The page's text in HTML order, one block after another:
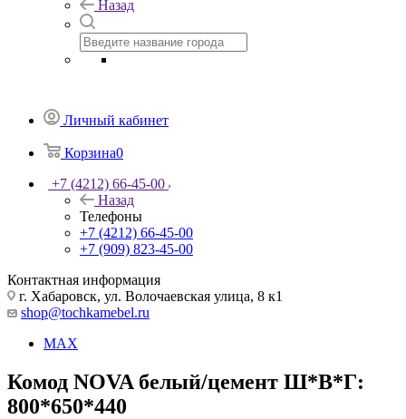
Назад
Личный кабинет
Корзина0
+7 (4212) 66-45-00
Назад
Телефоны
+7 (4212) 66-45-00
+7 (909) 823-45-00
Контактная информация
г. Хабаровск, ул. Волочаевская улица, 8 к1
shop@tochkamebel.ru
MAX
Комод NOVA белый/цемент Ш*В*Г:
800*650*440